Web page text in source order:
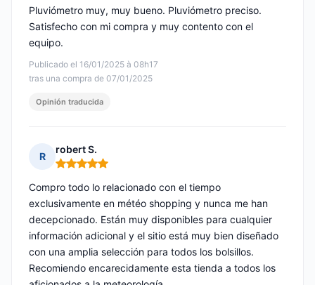
Publicado el 16/01/2025 à 08h17
tras una compra de 07/01/2025
Pluviómetro muy, muy bueno. Pluviómetro preciso.
Satisfecho con mi compra y muy contento con el
equipo.
Opinión traducida
R
robert S.
Nota: 5 de 5
Compro todo lo relacionado con el tiempo
exclusivamente en météo shopping y nunca me han
decepcionado. Están muy disponibles para cualquier
información adicional y el sitio está muy bien diseñado
con una amplia selección para todos los bolsillos.
Recomiendo encarecidamente esta tienda a todos los